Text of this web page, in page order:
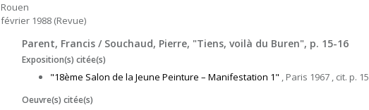
Rouen
février 1988 (Revue)
Parent, Francis / Souchaud, Pierre, "Tiens, voilà du Buren", p. 15-16
Exposition(s) citée(s)
"18ème Salon de la Jeune Peinture – Manifestation 1" , Paris 1967 , cit. p. 15
Oeuvre(s) citée(s)